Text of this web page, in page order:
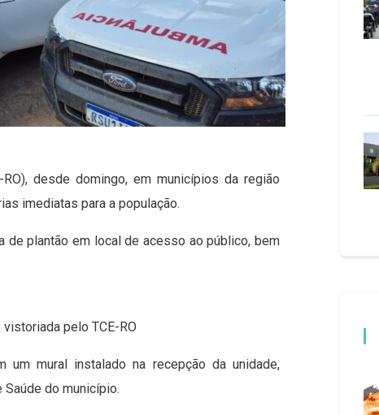
desde domingo, em municípios da região
imediatas para a população.
de plantão em local de acesso ao público, bem
pelo TCE-RO
um mural instalado na recepção da unidade,
do município.